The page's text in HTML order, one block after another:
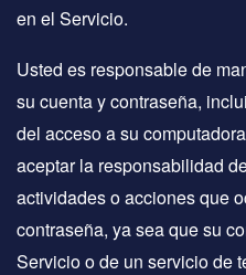
en el Servicio.
Usted es responsable de
su cuenta y contraseña,
del acceso a su
aceptar la responsabilidad
actividades o acciones que
contraseña, ya sea que su
Servicio o de un servicio de